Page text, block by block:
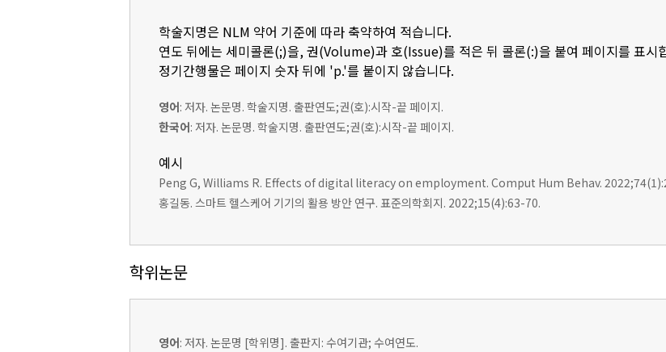
학술지명은 NLM 약어 기준에 따라 축약하여 적습니다.
연도 뒤에는 세미콜론(;)을, 권(Volume)과 호(Issue)를 적은 뒤 콜론(:)을 붙여 페이지를 표시
정기간행물은 페이지 숫자 뒤에 'p.'를 붙이지 않습니다.
영어: 저자. 논문명. 학술지명. 출판연도;권(호):시작-끝 페이지.
한국어: 저자. 논문명. 학술지명. 출판연도;권(호):시작-끝 페이지.
예시
Peng G, Williams R. Effects of digital literacy on employment. Comput Hum Behav.
홍길동. 스마트 헬스케어 기기의 활용 방안 연구. 표준의학회지. 2022;15(4):63-70.
학위논문
영어: 저자. 논문명 [학위명]. 출판지: 수여기관; 수여연도.